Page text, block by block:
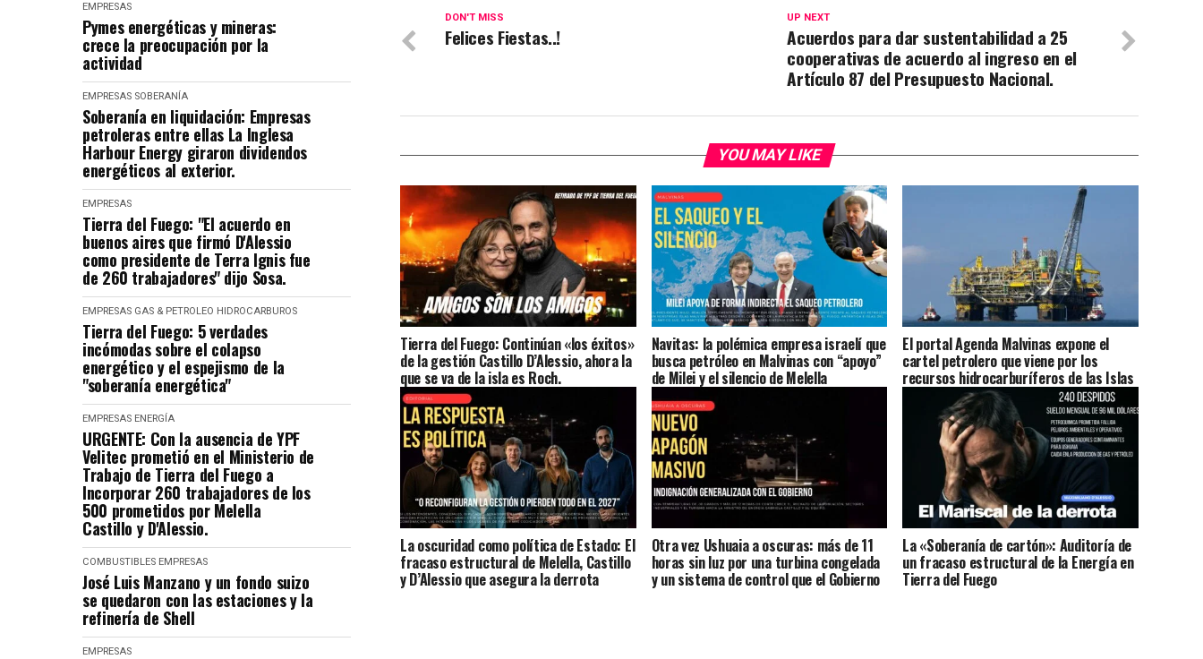
EMPRESAS
Pymes energéticas y mineras:
crece la preocupación por la
actividad
EMPRESAS SOBERANÍA
Soberanía en liquidación: Empresas
petroleras entre ellas La Inglesa
Harbour Energy giraron dividendos
energéticos al exterior.
EMPRESAS
Tierra del Fuego: "El acuerdo en
buenos aires que firmó D'Alessio
como presidente de Terra Ignis fue
de 260 trabajadores" dijo Sosa.
EMPRESAS GAS & PETROLEO HIDROCARBUROS
Tierra del Fuego: 5 verdades
incómodas sobre el colapso
energético y el espejismo de la
"soberanía energética"
EMPRESAS ENERGÍA
URGENTE: Con la ausencia de YPF
Velitec prometió en el Ministerio de
Trabajo de Tierra del Fuego a
Incorporar 260 trabajadores de los
500 prometidos por Melella
Castillo y D'Alessio.
COMBUSTIBLES EMPRESAS
José Luis Manzano y un fondo suizo
se quedaron con las estaciones y la
refinería de Shell
EMPRESAS
UP NEXT
Acuerdos para dar sustentabilidad a 25
cooperativas de acuerdo al ingreso en el
Artículo 87 del Presupuesto Nacional.
DON'T MISS
Felices Fiestas..!
YOU MAY LIKE
Tierra del Fuego: Continúan «los éxitos»
de la gestión Castillo D’Alessio, ahora la
que se va de la isla es Roch.
Navitas: la polémica empresa israelí que
busca petróleo en Malvinas con “apoyo”
de Milei y el silencio de Melella
El portal Agenda Malvinas expone el
cartel petrolero que viene por los
recursos hidrocarburíferos de las Islas
La oscuridad como política de Estado: El
fracaso estructural de Melella, Castillo
y D’Alessio que asegura la derrota
Otra vez Ushuaia a oscuras: más de 11
horas sin luz por una turbina congelada
y un sistema de control que el Gobierno
La «Soberanía de cartón»: Auditoría de
un fracaso estructural de la Energía en
Tierra del Fuego